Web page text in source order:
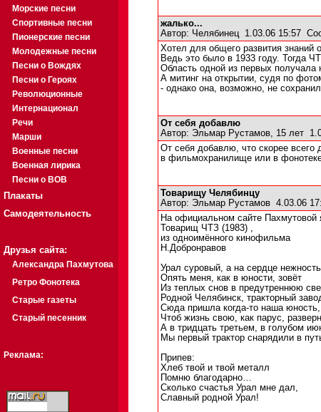
Морские песни
Спортивные песни
Пионерские песни
Молодежные песни
Песни о Вождях
Песни о Героях
Революционные
Интернационал
Речи
Марши
Военные песни
Военная лирика
Песни о ВОВ
Плакаты
Самодеятельность
Друзья сайта:
Александра Пахмутова
Ретро Фонотека
Старые газеты
Старый песенник
Реклама:
жалько...
Автор: Челябинец1.03.06 15:57
Хотел для общего развития знаний
Ведь это было в 1933 году. Тогда
Область одной из первых
А митинг на открытии, судя по
- однако она, возможно, не
От себя добавлю
Автор: Эльмар Рустамов, 15 лет
От себя добавлю, что скорее всего
в фильмохранилище или в
Товарищу Челябинцу
Автор: Эльмар Рустамов 4.03.06
На официальном сайте Пахмутовой
Товарищ ЧТЗ (1983) ,
из одноимённого кинофильма
Н.Добронравов
Урал суровый, а на сердце
Опять меня, как в юности, зовёт
Из теплых снов в предутреннюю
Родной Челябинск, тракторный
Сюда пришла когда-то наша юность,
Чтоб жизнь свою, как парус,
А в тридцать третьем, в голубом
Мы первый трактор снарядили в
Припев:
Хлеб твой и твой металл
Помню благодарно…
Сколько счастья Урал мне дал,
Славный родной Урал!